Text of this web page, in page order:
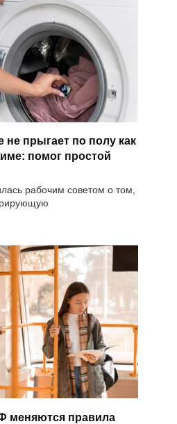
не прыгает по полу как
помог простой
рабочим советом о том,
меняются правила